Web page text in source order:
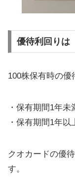
優待利回りは
100株保有時の優
・保有期間1年未
・保有期間1年以
クオカードの優
す。